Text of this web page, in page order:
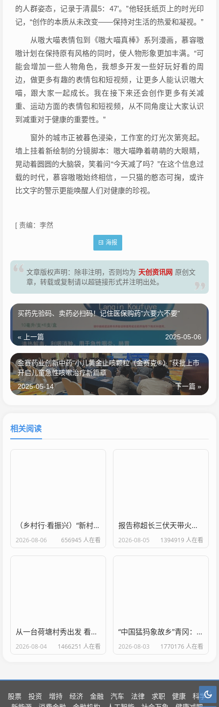
的人群姿态，记录于清晨5：47’。”他轻抚纸页上的时光印
记，“创作的本质从未改变——保持对生活的热爱和凝视。”
从嗷大喵表情包到《嗷大喵真棒》系列漫画，慕容嗷
嗷计划在保持原有风格的同时，使人物形象更加丰满。“可
能会增加一些人物角色，我想多开发一些好玩好看的周
边，做更多有趣的表情包和短视频，让更多人能认识嗷大
喵，跟大家一起成长。我在接下来还会创作更多有关减
重、运动方面的表情包和短视频，从不同角度让大家认识
到减重对于健康的重要性。”
窗外的城市正被暮色浸染，工作室的灯光次第亮起。
墙上挂着新绘制的分镜脚本：嗷大喵睁着萌萌的大眼睛，
晃动着圆圆的大脑袋，笑着问“今天减了吗？”在这个信息过
载的时代，慕容嗷嗷始终相信，一只猫的憨态可掬，或许
比文字的警示更能唤醒人们对健康的珍视。
[ 责编：李然
海报
文章版权声明：除非注明，否则均为 天创资讯网 原创文
章，转载或复制请以超链接形式并注明出处。
买药先验码、卖药必扫码！记住医保购药“六要六不要”
« 上一篇 2025-05-06
金赛药业创新中药“小儿黄金止咳颗粒（金赛克®）”获批上市
开启儿童急性咳嗽治疗新篇章
下一篇 »
2025-05-14
相关阅读
（乡村行·看振兴）“新村民”入乡兴业 浙江乡村把“C位”留给年轻人
2026-08-06 656945 人在看
报告称超长三伏天带火中国“溪谷游”
2026-08-05 1394919 人在看
从一台荷塘村秀出发 看秦巴乡村夏日经济新活力
2026-08-04 1466251 人在看
“中国猛犸象故乡”青冈：农文旅融合“组团出圈” 激活夏日消费新活力
2026-08-03 1770176 人在看
股票 投资 增持 经济 金融 汽车 法律 求职 健康
科学